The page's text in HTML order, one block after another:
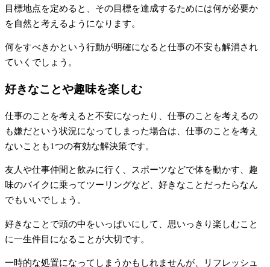
目標地点を定めると、その目標を達成するためには何が必要か
を自然と考えるようになります。
何をすべきかという行動が明確になると仕事の不安も解消され
ていくでしょう。
好きなことや趣味を楽しむ
仕事のことを考えると不安になったり、仕事のことを考えるの
も嫌だという状況になってしまった場合は、仕事のことを考え
ないことも1つの有効な解決策です。
友人や仕事仲間と飲みに行く、スポーツなどで体を動かす、趣
味のバイクに乗ってツーリングなど、好きなことだったらなん
でもいいでしょう。
好きなことで頭の中をいっぱいにして、思いっきり楽しむこと
に一生件目になることが大切です。
一時的な処置になってしまうかもしれませんが、リフレッシュ